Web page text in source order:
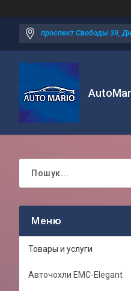
проспект Свободы 39,
Товары и услуги
Авточохли EMC-Elegant